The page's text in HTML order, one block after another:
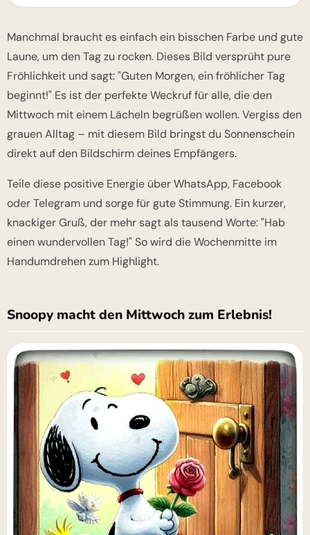
Manchmal braucht es einfach ein bisschen Farbe und gute
Laune, um den Tag zu rocken. Dieses Bild versprüht pure
Fröhlichkeit und sagt: "Guten Morgen, ein fröhlicher Tag
beginnt!" Es ist der perfekte Weckruf für alle, die den
Mittwoch mit einem Lächeln begrüßen wollen. Vergiss den
grauen Alltag – mit diesem Bild bringst du Sonnenschein
direkt auf den Bildschirm deines Empfängers.
Teile diese positive Energie über WhatsApp, Facebook
oder Telegram und sorge für gute Stimmung. Ein kurzer,
knackiger Gruß, der mehr sagt als tausend Worte: "Hab
einen wundervollen Tag!" So wird die Wochenmitte im
Handumdrehen zum Highlight.
Snoopy macht den Mittwoch zum Erlebnis!